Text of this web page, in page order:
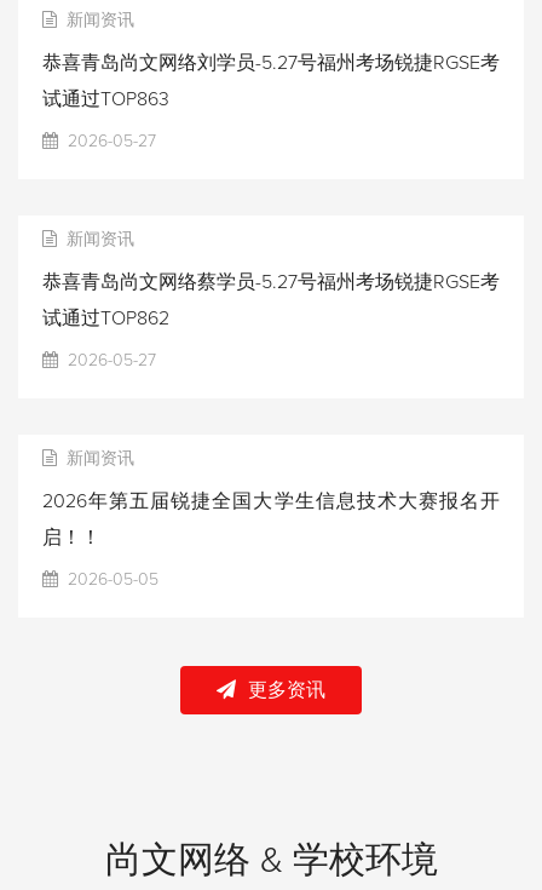
新闻资讯
恭喜青岛尚文网络刘学员-5.27号福州考场锐捷RGSE考
试通过TOP863
2026-05-27
新闻资讯
恭喜青岛尚文网络蔡学员-5.27号福州考场锐捷RGSE考
试通过TOP862
2026-05-27
新闻资讯
2026年第五届锐捷全国大学生信息技术大赛报名开
启！！
2026-05-05
更多资讯
尚文网络 & 学校环境